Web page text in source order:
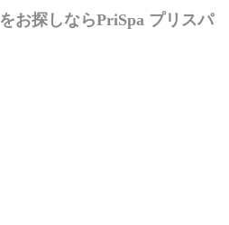
お探しならPriSpa プリスパ